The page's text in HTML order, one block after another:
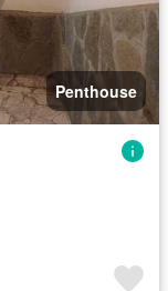
Penthouse